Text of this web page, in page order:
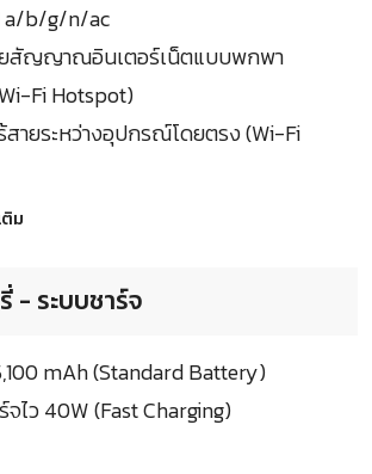
a/b/g/n/ac
ยสัญญาณอินเตอร์เน็ตแบบพกพา
Fi Hotspot)
สายระหว่างอุปกรณ์โดยตรง (Wi-Fi
ม
- ระบบชาร์จ
mAh (Standard Battery)
ไว 40W (Fast Charging)